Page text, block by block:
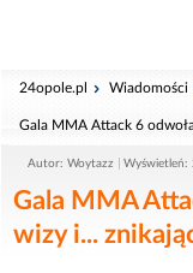
24opole.pl Wiadomości
Gala MMA Attack 6
Autor: Woytazz Wyświetleń:
Gala MMA
wizy i...